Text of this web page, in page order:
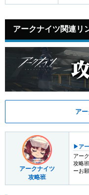
アークナイツ関連リ
ア
アークナイツ
攻略班
▶︎ア
アー
攻略
ーお